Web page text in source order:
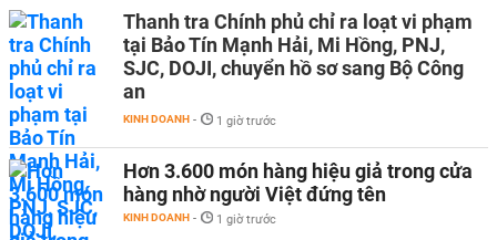
Thanh tra Chính phủ chỉ ra loạt vi phạm
tại Bảo Tín Mạnh Hải, Mi Hồng, PNJ,
SJC, DOJI, chuyển hồ sơ sang Bộ Công
an
KINH DOANH - 1 giờ trước
Hơn 3.600 món hàng hiệu giả trong cửa
hàng nhờ người Việt đứng tên
KINH DOANH - 1 giờ trước